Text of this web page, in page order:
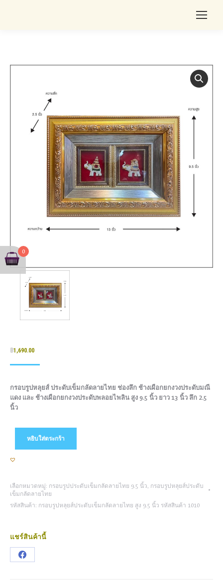
฿1,690.00
กรอบรูปหลุยส์ ประดับเข็มกลัดลายไทย ช่องลึก ช้างเผือกยกงวงประดับมณี
แดง และ ช้างเผือกยกงวงประดับพลอยไพลิน สูง 9.5 นิ้ว ยาว 13 นิ้ว ลึก 2.5
นิ้ว
หยิบใส่ตระกร้า
เลือกหมวดหมู่: กรอบรูปประดับเข็มกลัดลายไทย 9.5 นิ้ว, กรอบรูปหลุยส์ประดับ
เข็มกลัดลายไทย
รหัสสินค้า: กรอบรูปหลุยส์ประดับเข็มกลัดลายไทย สูง 9.5 นิ้ว รหัสสินค้า 1010
แชร์สินค้านี้
Share
0